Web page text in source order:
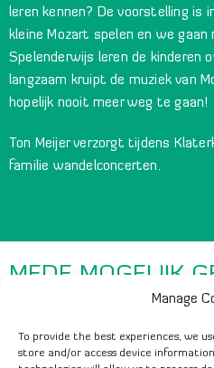
Manage
To provide the best experiences, we
store and/or access device
leren kennen? De voorstelling is
kleine Mozart spelen en we gaan
Spelenderwijs leren de kinderen
langzaam kruipt de muziek van
hopelijk nooit meer weg te gaan!
Ton Meijer verzorgt tijdens
familie wandelconcerten.
MEDE MOGELIJK